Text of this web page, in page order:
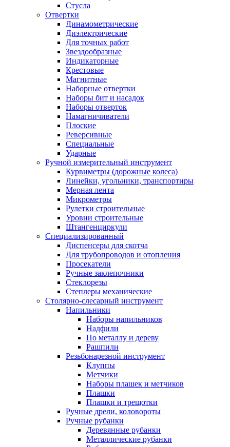
Стусла
Отвертки
Динамометрические
Диэлектрические
Для точных работ
Звездообразные
Индикаторные
Крестовые
Магнитные
Наборные отвертки
Наборы бит и насадок
Наборы отверток
Намагничиватели
Плоские
Реверсивные
Специальные
Ударные
Ручной измерительный инструмент
Курвиметры (дорожные колеса)
Линейки, угольники, транспортиры
Мерная лента
Микрометры
Рулетки строительные
Уровни строительные
Штангенциркули
Специализированный
Диспенсеры для скотча
Для трубопроводов и отопления
Просекатели
Ручные заклепочники
Стеклорезы
Степлеры механические
Столярно-слесарный инструмент
Напильники
Наборы напильников
Надфили
По металлу и дереву
Рашпили
Резьбонарезной инструмент
Клуппы
Метчики
Наборы плашек и метчиков
Плашки
Плашки и трещотки
Ручные дрели, коловороты
Ручные рубанки
Деревянные рубанки
Металлические рубанки